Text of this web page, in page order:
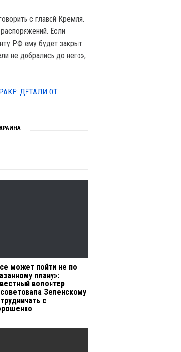
с главой Кремля.
Если
РФ ему будет закрыт.
не добрались до него»,
ДЕТАЛИ ОТ
может пойти не по
плану»:
волонтер
Зеленскому
с